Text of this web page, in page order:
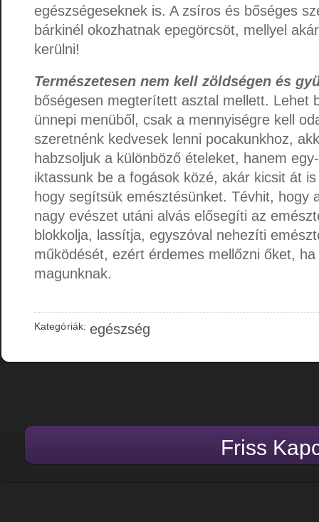
egészségeseknek is. A zsíros és bőséges
bárkinél okozhatnak epegörcsöt, mellyel
kerülni!
Természetesen nem kell zöldségen és
bőségesen megterített asztal mellett. Lehet
ünnepi menüből, csak a mennyiségre kell
szeretnénk kedvesek lenni pocakunkhoz,
habzsoljuk a különböző ételeket, hanem
iktassunk be a fogások közé, akár kicsit át
hogy segítsük emésztésünket. Tévhit, hogy
nagy evészet utáni alvás elősegíti az
blokkolja, lassítja, egyszóval nehezíti
működését, ezért érdemes mellőzni őket,
magunknak.
Kategóriák: egészség
Friss